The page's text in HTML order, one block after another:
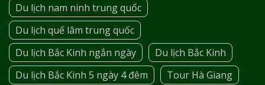
Du lịch nam ninh trung quốc
Du lịch quế lâm trung quốc
Du lịch Bắc Kinh ngắn ngày
Du lịch Bắc Kinh
Du lịch Bắc Kinh 5 ngày 4 đêm
Tour Hà Giang